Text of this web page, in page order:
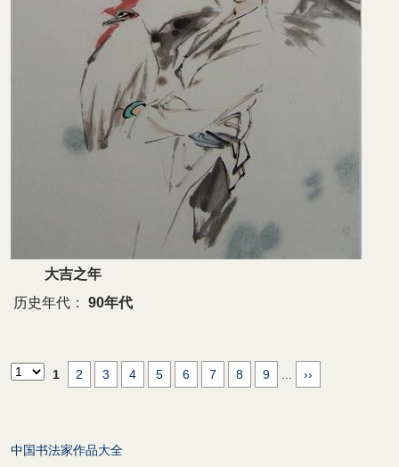
大吉之年
历史年代：
90年代
1 2 3 4 5 6 7 8 9 ››
中国书法家作品大全